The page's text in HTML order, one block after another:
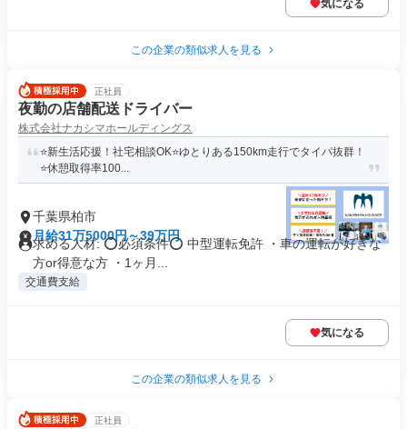
気になる
この企業の類似求人を見る
正社員
夜勤の店舗配送ドライバー
株式会社ナカシマホールディングス
⭐️新生活応援！社宅相談OK⭐️ゆとりある150km走行でタイパ抜群！
⭐️休憩取得率100...
千葉県柏市
月給31万5000円～39万円
求める人材: ⭕必須条件⭕ 中型運転免許 ・車の運転が好きな
方or得意な方 ・1ヶ月...
交通費支給
気になる
この企業の類似求人を見る
正社員